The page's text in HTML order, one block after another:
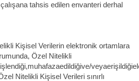
çalışana tahsis edilen envanteri derhal
Kişisel Verilerin elektronik ortamlara
Özel Nitelikli
Nitelikli Kişisel Verileri sınırlı